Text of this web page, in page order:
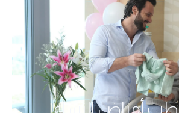
طب أمراض النساء